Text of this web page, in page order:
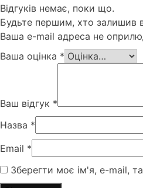
Відгуків немає, поки що.
Будьте першим, хто залишив
Ваша e-mail адреса не
Ваша оцінка *
Ваш відгук *
Назва *
Email *
Зберегти моє ім'я, e-mail,